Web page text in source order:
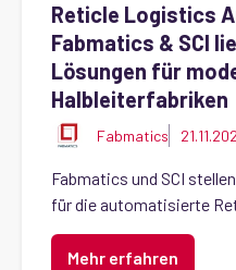
Reticle Logistics
Fabmatics & SCI
Lösungen für
Halbleiterfabriken
Fabmatics
Fabmatics und SCI
für die automatisierte
Mehr erfahren